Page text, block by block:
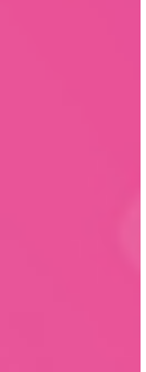
sich die